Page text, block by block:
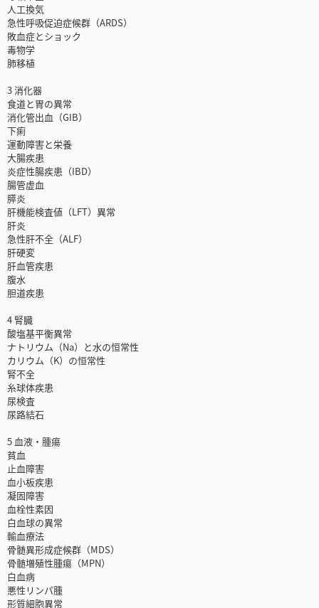
人工換気
急性呼吸促迫症候群（ARDS）
敗血症とショック
毒物学
肺移植
3 消化器
食道と胃の異常
消化管出血（GIB）
下痢
運動障害と栄養
大腸疾患
炎症性腸疾患（IBD）
腸管虚血
膵炎
肝機能検査値（LFT）異常
肝炎
急性肝不全（ALF）
肝硬変
肝血管疾患
腹水
胆道疾患
4 腎臓
酸塩基平衡異常
ナトリウム（Na）と水の恒常性
カリウム（K）の恒常性
腎不全
糸球体疾患
尿検査
尿路結石
5 血液・腫瘍
貧血
止血障害
血小板疾患
凝固障害
血栓性素因
白血球の異常
輸血療法
骨髄異形成症候群（MDS）
骨髄増殖性腫瘍（MPN）
白血病
悪性リンパ腫
形質細胞異常